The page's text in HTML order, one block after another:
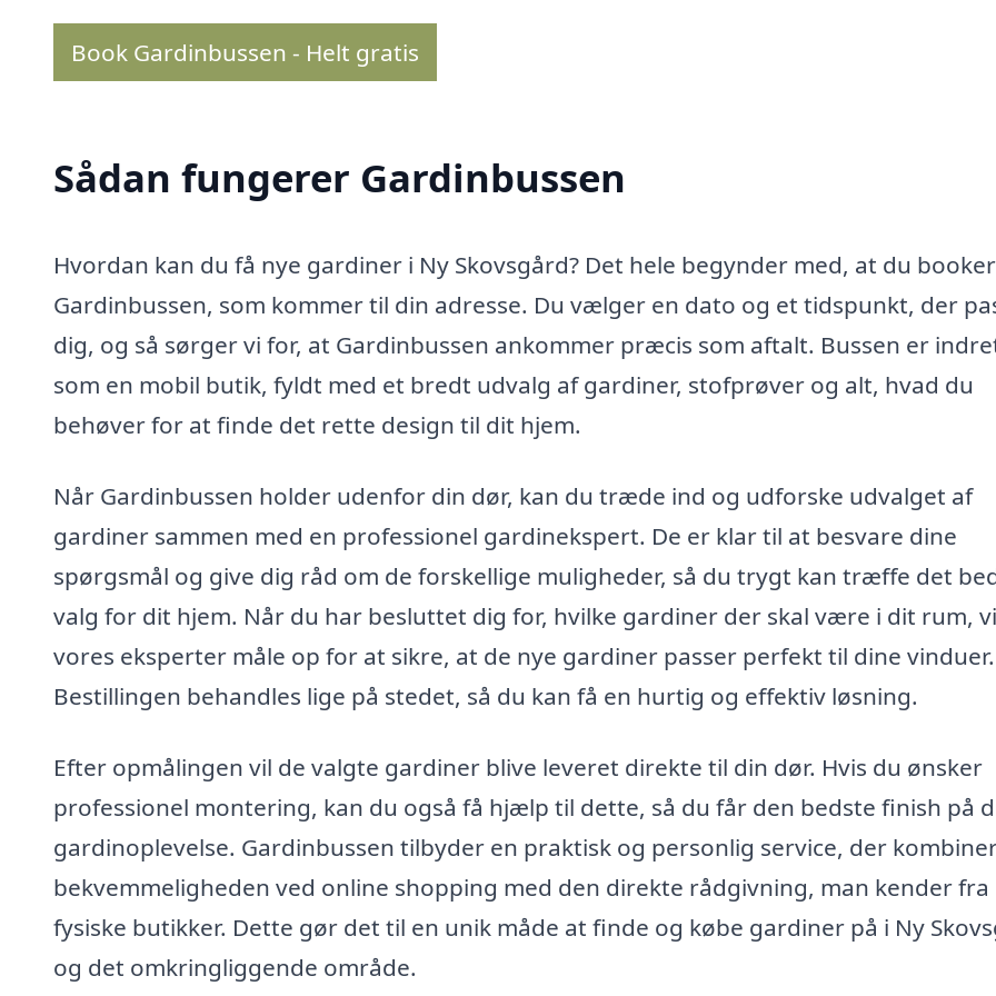
Book Gardinbussen - Helt gratis
Sådan fungerer Gardinbussen
Hvordan kan du få nye gardiner i Ny Skovsgård? Det hele begynder med, at du booker
Gardinbussen, som kommer til din adresse. Du vælger en dato og et tidspunkt, der
dig, og så sørger vi for, at Gardinbussen ankommer præcis som aftalt. Bussen er
som en mobil butik, fyldt med et bredt udvalg af gardiner, stofprøver og alt, hvad du
behøver for at finde det rette design til dit hjem.
Når Gardinbussen holder udenfor din dør, kan du træde ind og udforske udvalget af
gardiner sammen med en professionel gardinekspert. De er klar til at besvare dine
spørgsmål og give dig råd om de forskellige muligheder, så du trygt kan træffe det
valg for dit hjem. Når du har besluttet dig for, hvilke gardiner der skal være i dit rum,
vores eksperter måle op for at sikre, at de nye gardiner passer perfekt til dine vinduer.
Bestillingen behandles lige på stedet, så du kan få en hurtig og effektiv løsning.
Efter opmålingen vil de valgte gardiner blive leveret direkte til din dør. Hvis du ønsker
professionel montering, kan du også få hjælp til dette, så du får den bedste finish på
gardinoplevelse. Gardinbussen tilbyder en praktisk og personlig service, der
bekvemmeligheden ved online shopping med den direkte rådgivning, man kender fra
fysiske butikker. Dette gør det til en unik måde at finde og købe gardiner på i Ny
og det omkringliggende område.